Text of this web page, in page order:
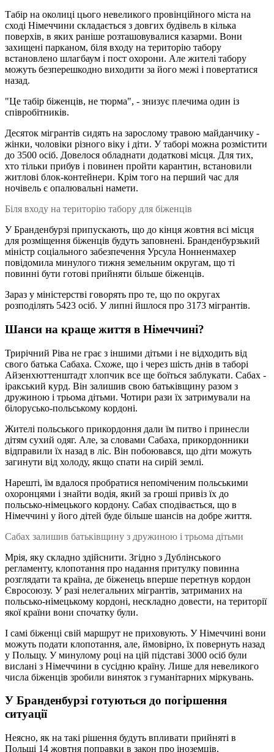
Табір на околиці цього невеликого провінційного міста на
сході Німеччини складається з довгих будівель в кілька
поверхів, в яких раніше розташовувалися казарми. Вони
захищені парканом, біля входу на територію табору
встановлено шлагбаум і пост охорони. Але жителі табору
можуть безперешкодно виходити за його межі і повертатися
назад.
"Це табір біженців, не тюрма", - знизує плечима один із
співробітників.
Десяток мігрантів сидять на зарослому травою майданчику -
жінки, чоловіки різного віку і діти. У таборі можна розмістити
до 3500 осіб. Довелося обладнати додаткові місця. Для тих,
хто тільки прибув і повинен пройти карантин, встановили
житлові блок-контейнери. Крім того на перший час для
ночівель є опалювальні намети.
Біля входу на територію табору для біженців
У Бранденбурзі припускають, що до кінця жовтня всі місця
для розміщення біженців будуть заповнені. Бранденбурзький
міністр соціального забезпечення Урсула Нонненмахер
повідомила минулого тижня земельним округам, що ті
повинні бути готові прийняти більше біженців.
Зараз у міністерстві говорять про те, що по округах
розподілять 5423 осіб. У липні йшлося про 3173 мігрантів.
Шанси на краще життя в Німеччині?
Трирічний Ріва не грає з іншими дітьми і не відходить від
свого батька Сабаха. Схоже, що і через шість днів в таборі
Айзенхюттенштадт хлопчик все ще боїться заблукати. Сабах -
іракський курд. Він залишив свою батьківщину разом з
дружиною і трьома дітьми. Чотири рази їх затримували на
білорусько-польському кордоні.
Жителі польського прикордоння дали їм питво і принесли
дітям сухий одяг. Але, за словами Сабаха, прикордонники
відправили їх назад в ліс. Він побоювався, що діти можуть
загинути від холоду, якщо спати на сирій землі.
Нарешті, їм вдалося пробратися непоміченим польськими
охоронцями і знайти водія, який за гроші привіз їх до
польсько-німецького кордону. Сабах сподівається, що в
Німеччині у його дітей буде більше шансів на добре життя.
Сабах залишив батьківщину з дружиною і трьома дітьми
Мрія, яку складно здійснити. Згідно з Дублінського
регламенту, клопотання про надання притулку повинна
розглядати та країна, де біженець вперше перетнув кордон
Євросоюзу. У разі нелегальних мігрантів, затриманих на
польсько-німецькому кордоні, нескладно довести, на території
якої країни вони спочатку були.
І самі біженці свій маршрут не приховують. У Німеччині вони
можуть подати клопотання, але, ймовірно, їх повернуть назад
у Польщу. У минулому році на цій підставі 3000 осіб були
вислані з Німеччини в сусідню країну. Лише для невеликого
числа біженців зробили виняток з гуманітарних міркувань.
У Бранденбурзі готуються до погіршення
ситуації
Неясно, як на такі рішення будуть впливати прийняті в
Польщі 14 жовтня поправки в закон про іноземців.